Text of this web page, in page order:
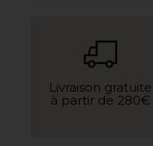
Livraison gratuite
à partir de 280€